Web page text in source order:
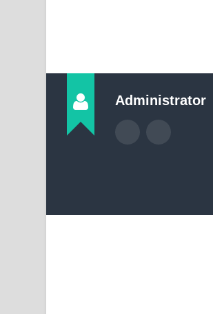
Administrator